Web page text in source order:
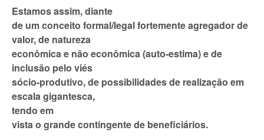
Estamos assim, diante
de um conceito formal/legal fortemente agregador de
valor, de natureza
econômica e não econômica (auto-estima) e de
inclusão pelo viés
sócio-produtivo, de possibilidades de realização em
escala gigantesca,
tendo em
vista o grande contingente de beneficiários.